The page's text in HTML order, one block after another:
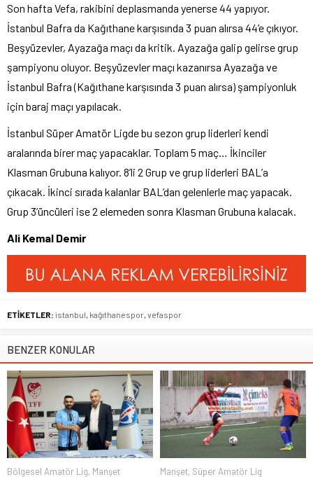
Son hafta Vefa, rakibini deplasmanda yenerse 44 yapıyor.
İstanbul Bafra da Kağıthane karşısında 3 puan alırsa 44’e çıkıyor.
Beşyüzevler, Ayazağa maçı da kritik. Ayazağa galip gelirse grup
şampiyonu oluyor. Beşyüzevler maçı kazanırsa Ayazağa ve
İstanbul Bafra (Kağıthane karşısında 3 puan alırsa) şampiyonluk
için baraj maçı yapılacak.
İstanbul Süper Amatör Ligde bu sezon grup liderleri kendi
aralarında birer maç yapacaklar. Toplam 5 maç… İkinciler
Klasman Grubuna kalıyor. 8’li 2 Grup ve grup liderleri BAL’a
çıkacak. İkinci sırada kalanlar BAL’dan gelenlerle maç yapacak.
Grup 3’üncüleri ise 2 elemeden sonra Klasman Grubuna kalacak.
Ali Kemal Demir
ETİKETLER: istanbul kağıthanespor vefaspor
BENZER KONULAR
Bölgesel Amatör Lig, Manşet
Manşet, Süper Amatör Lig